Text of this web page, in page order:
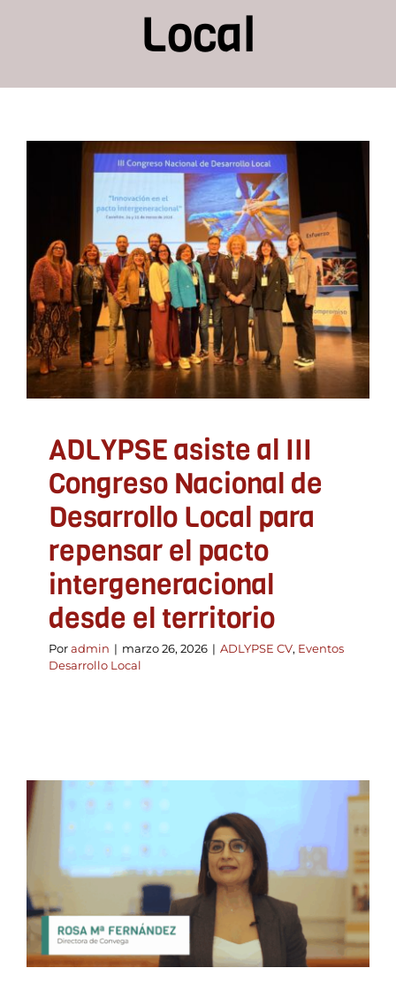
Local
ADLYPSE asiste al III
Congreso Nacional de
Desarrollo Local para
repensar el pacto
intergeneracional desde
el territorio
ADLYPSE CV Eventos Desarrollo Local
ADLYPSE asiste al III
Congreso Nacional de
Desarrollo Local para
repensar el pacto
intergeneracional
desde el territorio
Poradmin | marzo 26, 2026 | ADLYPSE CV, Eventos
Desarrollo Local
La máxima del Desarrollo
Local es la colaboración.
ADLYPSE Alicante – ADL
– CEEI Elche
ADLYPSE Alicante Asociacionismo y participación
Encuentro Comarcal Desarrollo Focus PYME
Uncategorized Videos